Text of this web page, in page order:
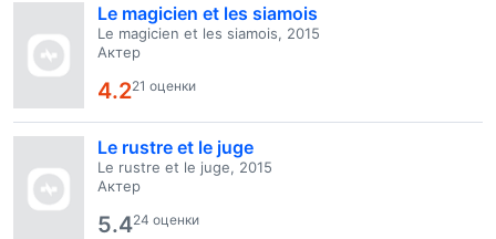
Le magicien et les siamois
Le magicien et les siamois, 2015
Актер
4.221 оценки
Le rustre et le juge
Le rustre et le juge, 2015
Актер
5.424 оценки